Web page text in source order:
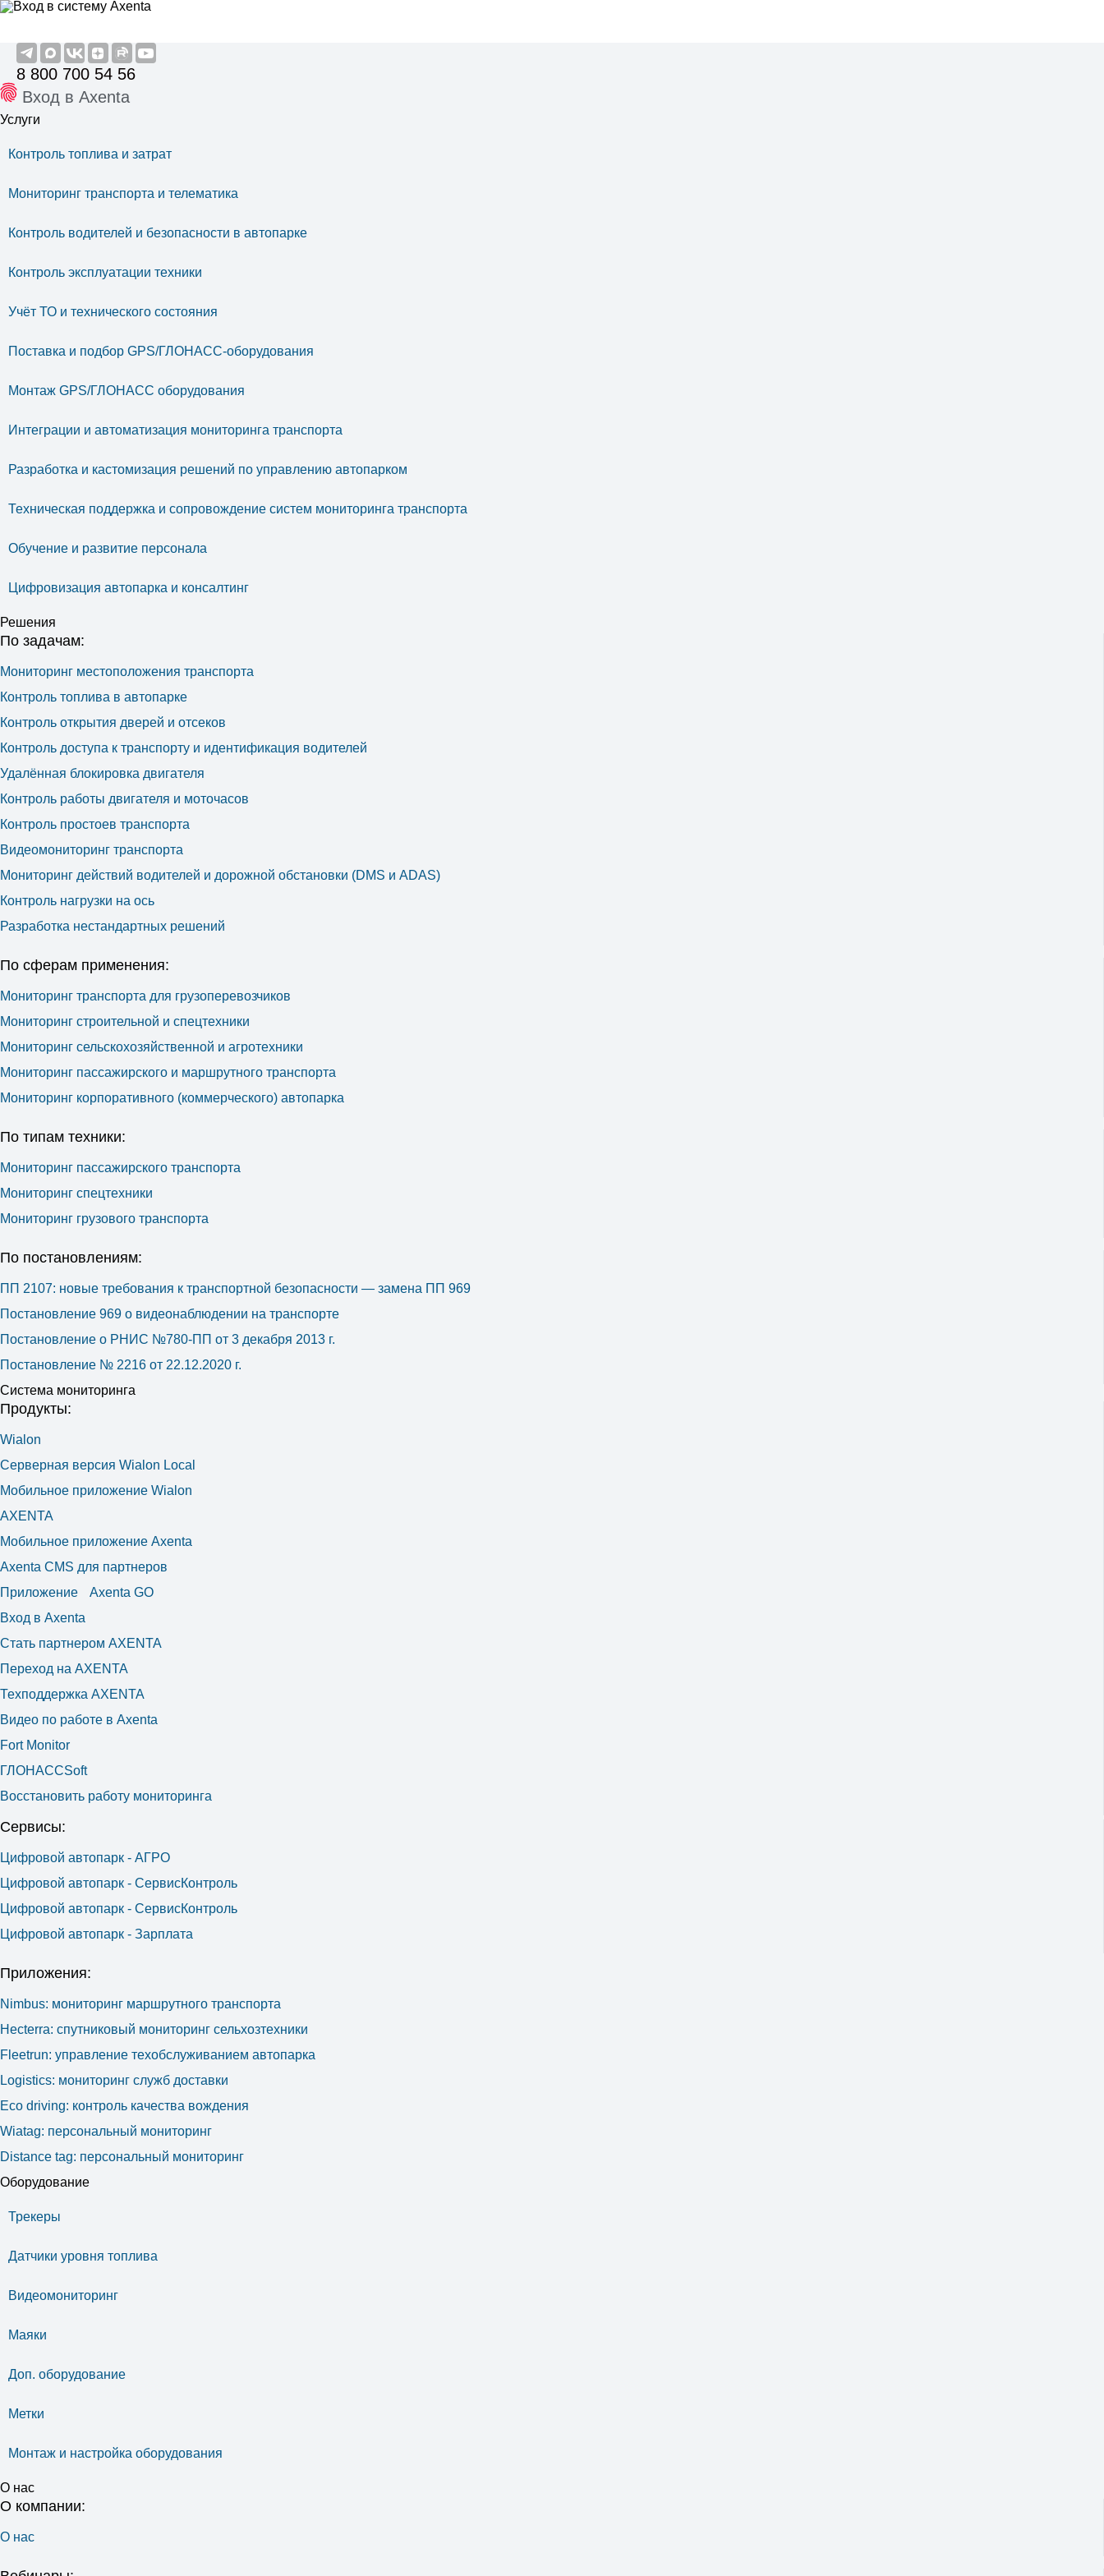
8 800 700 54 56
Вход в Axenta
Услуги
Контроль топлива и затрат
Мониторинг транспорта и телематика
Контроль водителей и безопасности в автопарке
Контроль эксплуатации техники
Учёт ТО и технического состояния
Поставка и подбор GPS/ГЛОНАСС-оборудования
Монтаж GPS/ГЛОНАСС оборудования
Интеграции и автоматизация мониторинга транспорта
Разработка и кастомизация решений по управлению автопарком
Техническая поддержка и сопровождение систем мониторинга транспорта
Обучение и развитие персонала
Цифровизация автопарка и консалтинг
Решения
По задачам:
Мониторинг местоположения транспорта
Контроль топлива в автопарке
Контроль открытия дверей и отсеков
Контроль доступа к транспорту и идентификация водителей
Удалённая блокировка двигателя
Контроль работы двигателя и моточасов
Контроль простоев транспорта
Видеомониторинг транспорта
Мониторинг действий водителей и дорожной обстановки (DMS и ADAS)
Контроль нагрузки на ось
Разработка нестандартных решений
По сферам применения:
Мониторинг транспорта для грузоперевозчиков
Мониторинг строительной и спецтехники
Мониторинг сельскохозяйственной и агротехники
Мониторинг пассажирского и маршрутного транспорта
Мониторинг корпоративного (коммерческого) автопарка
По типам техники:
Мониторинг пассажирского транспорта
Мониторинг спецтехники
Мониторинг грузового транспорта
По постановлениям:
ПП 2107: новые требования к транспортной безопасности — замена ПП 969
Постановление 969 о видеонаблюдении на транспорте
Постановление о РНИС №780-ПП от 3 декабря 2013 г.
Постановление № 2216 от 22.12.2020 г.
Система мониторинга
Продукты:
Wialon
Серверная версия Wialon Local
Мобильное приложение Wialon
AXENTA
Мобильное приложение Axenta
Axenta CMS для партнеров
Приложение Axenta GO
Вход в Axenta
Стать партнером AXENTA
Переход на AXENTA
Техподдержка AXENTA
Видео по работе в Axenta
Fort Monitor
ГЛОНАССSoft
Восстановить работу мониторинга
Сервисы:
Цифровой автопарк - АГРО
Цифровой автопарк - СервисКонтроль
Цифровой автопарк - СервисКонтроль
Цифровой автопарк - Зарплата
Приложения:
Nimbus: мониторинг маршрутного транспорта
Hecterra: cпутниковый мониторинг сельхозтехники
Fleetrun: управление техобслуживанием автопарка
Logistics: мониторинг служб доставки
Eco driving: контроль качества вождения
Wiatag: персональный мониторинг
Distance tag: персональный мониторинг
Оборудование
Трекеры
Датчики уровня топлива
Видеомониторинг
Маяки
Доп. оборудование
Метки
Монтаж и настройка оборудования
О нас
О компании:
О нас